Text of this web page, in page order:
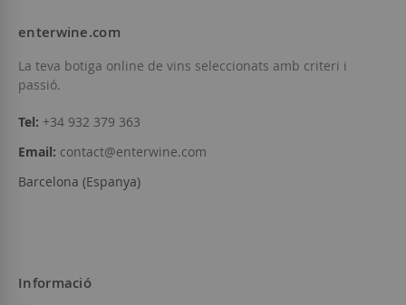
enterwine.com
La teva botiga online de vins seleccionats amb criteri i
passió.
Tel: +34 932 379 363
Email: contact@enterwine.com
Barcelona (Espanya)
Informació